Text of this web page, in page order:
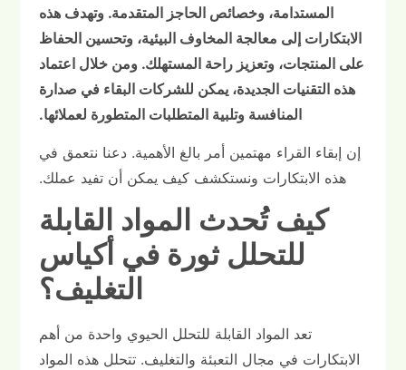
المستدامة، وخصائص الحاجز المتقدمة. وتهدف هذه
الابتكارات إلى معالجة المخاوف البيئية، وتحسين الحفاظ
على المنتجات، وتعزيز راحة المستهلك. ومن خلال اعتماد
هذه التقنيات الجديدة، يمكن للشركات البقاء في صدارة
المنافسة وتلبية المتطلبات المتطورة لعملائها.
إن إبقاء القراء مهتمين أمر بالغ الأهمية. دعنا نتعمق في
هذه الابتكارات ونستكشف كيف يمكن أن تفيد عملك.
كيف تُحدث المواد القابلة
للتحلل ثورة في أكياس
التغليف؟
تعد المواد القابلة للتحلل الحيوي واحدة من أهم
الابتكارات في مجال التعبئة والتغليف. تتحلل هذه المواد